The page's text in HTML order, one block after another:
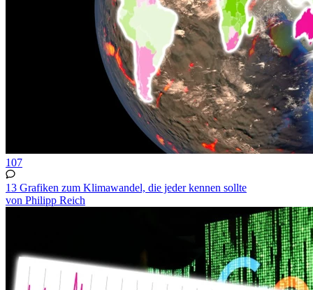
107
13 Grafiken zum Klimawandel, die jeder kennen sollte
von Philipp Reich